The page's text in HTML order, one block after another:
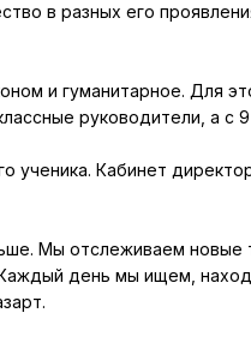
в разных его
и гуманитарное. Для
руководители, а с 9
Кабинет
Мы отслеживаем
день мы ищем,